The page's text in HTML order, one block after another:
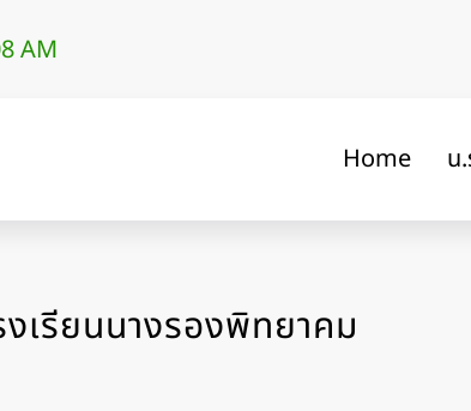
AM
Home น
งเรียนนางรองพิทยาคม